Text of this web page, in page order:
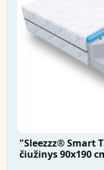
"Sleezzz® Smart
čiužinys 90x190